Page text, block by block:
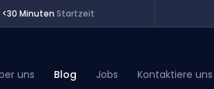
<30 Minuten Startzeit
uns Blog Jobs Kontaktiere uns